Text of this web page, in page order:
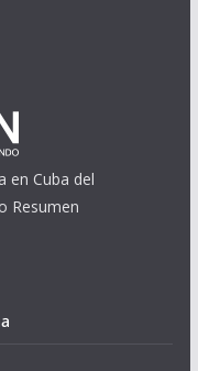
en Cuba del
Resumen